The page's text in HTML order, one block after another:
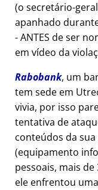
(o secretário-
apanhado
- ANTES de ser
em vídeo da
Rabobank, um
tem sede em
vivia, por isso
tentativa de
conteúdos da
(equipamento
pessoais, mais
ele enfrentou